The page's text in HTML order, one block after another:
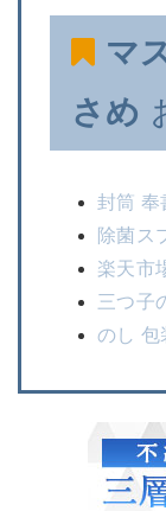
マ
さめ
封筒 奉
除菌ス
楽天市
三つ子
のし 包